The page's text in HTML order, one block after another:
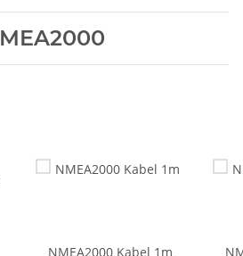
NMEA2000 Kabel 1m